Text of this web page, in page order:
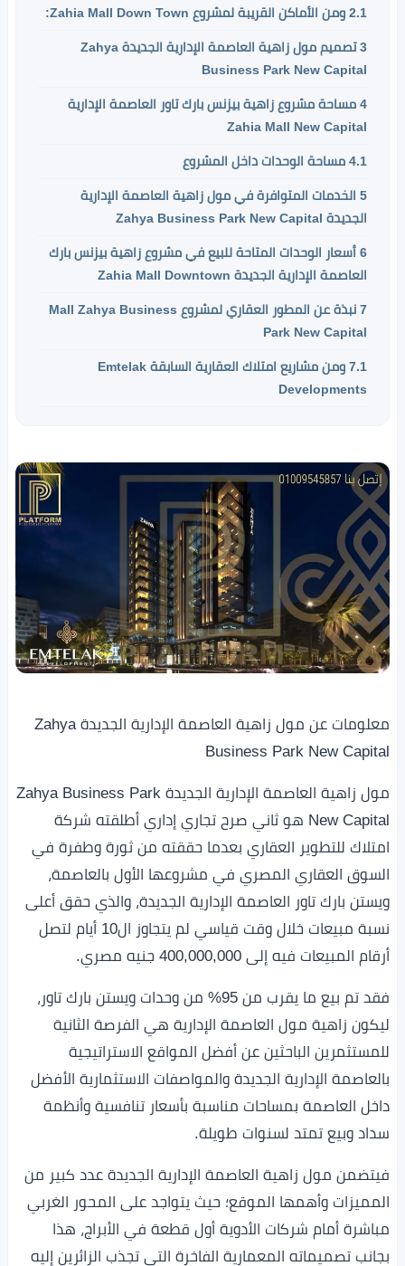
2.1 ومن الأماكن القريبة لمشروع Zahia Mall Down Town:
3
تصميم مول زاهية العاصمة الإدارية الجديدة Zahya
Business Park New Capital
4 مساحة مشروع زاهية بيزنس بارك تاور العاصمة الإدارية
Zahia Mall New Capital
4.1 مساحة الوحدات داخل المشروع
5 الخدمات المتوافرة في مول زاهية العاصمة الإدارية
الجديدة Zahya Business Park New Capital
6 أسعار الوحدات المتاحة للبيع في مشروع زاهية بيزنس بارك
العاصمة الإدارية الجديدة Zahia Mall Downtown
7
نبذة عن المطور العقاري لمشروع Mall Zahya Business
Park New Capital
7.1
ومن مشاريع امتلاك العقارية السابقة Emtelak
Developments
معلومات عن مول زاهية العاصمة الإدارية الجديدة Zahya
Business Park New Capital
مول زاهية العاصمة الإدارية الجديدة Zahya Business Park
New Capital هو ثاني صرح تجاري إداري أطلقته شركة
امتلاك للتطوير العقاري بعدما حققته من ثورة وطفرة في
السوق العقاري المصري في مشروعها الأول بالعاصمة،
ويستن بارك تاور العاصمة الإدارية الجديدة، والذي حقق أعلى
نسبة مبيعات خلال وقت قياسي لم يتجاوز ال10 أيام لتصل
أرقام المبيعات فيه إلى 400,000,000 جنيه مصري.
فقد تم بيع ما يقرب من 95% من وحدات ويستن بارك تاور،
ليكون زاهية مول العاصمة الإدارية هي الفرصة الثانية
للمستثمرين الباحثين عن أفضل المواقع الاستراتيجية
بالعاصمة الإدارية الجديدة والمواصفات الاستثمارية الأفضل
داخل العاصمة بمساحات مناسبة بأسعار تنافسية وأنظمة
سداد وبيع تمتد لسنوات طويلة.
فيتضمن مول زاهية العاصمة الإدارية الجديدة عدد كبير من
المميزات وأهمها الموقع؛ حيث يتواجد على المحور الغربي
مباشرة أمام شركات الأدوية أول قطعة في الأبراج، هذا
بجانب تصميماته المعمارية الفاخرة التي تجذب الزائرين إليه